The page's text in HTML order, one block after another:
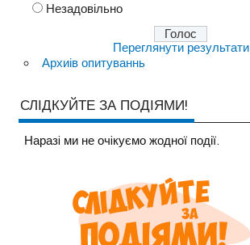
Незадовільно
Переглянути результати
Архиів опитуваннь
СЛІДКУЙТЕ ЗА ПОДІЯМИ!
Наразi ми не очiкуємо жодної події.